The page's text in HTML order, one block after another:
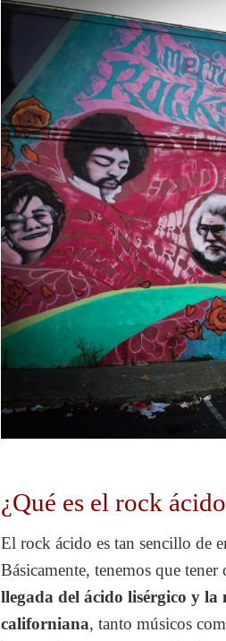
¿Qué es el rock
El rock ácido es tan sencillo de
Básicamente, tenemos que tener
llegada del ácido lisérgico y la
californiana, tanto músicos